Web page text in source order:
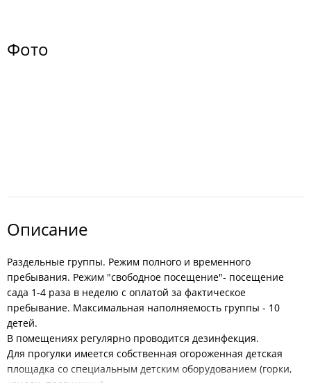
Фото
Описание
Раздельные группы. Режим полного и временного
пребывания. Режим "свободное посещение"- посещение
сада 1-4 раза в неделю с оплатой за фактическое
пребывание. Максимальная наполняемость группы - 10
детей.
В помещениях регулярно проводится дезинфекция.
Для прогулки имеется собственная огороженная детская
площадка со специальным детским оборудованием (горки,